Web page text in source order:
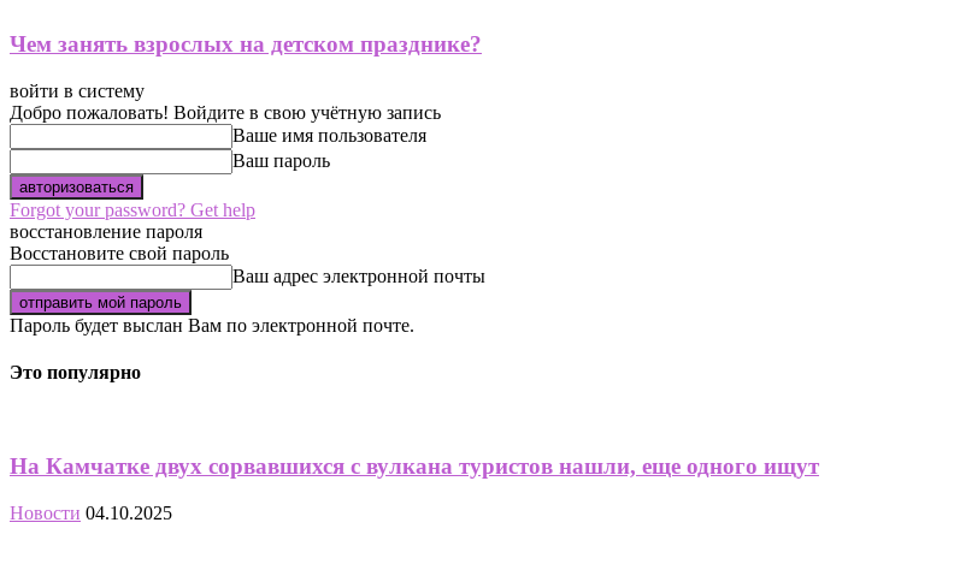
Чем занять взрослых на детском празднике?
войти в систему
Добро пожаловать! Войдите в свою учётную запись
Ваше имя пользователя
Ваш пароль
Forgot your password? Get help
восстановление пароля
Восстановите свой пароль
Ваш адрес электронной почты
Пароль будет выслан Вам по электронной почте.
Это популярно
На Камчатке двух сорвавшихся с вулкана туристов нашли, еще одного ищут
Новости 04.10.2025